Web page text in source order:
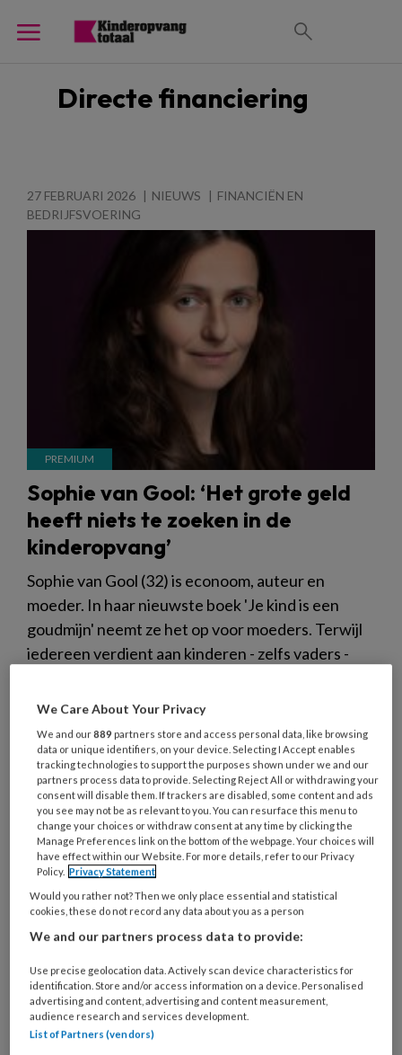
Directe financiering
27 FEBRUARI 2026 NIEUWS
FINANCIËN EN
BEDRIJFSVOERING
Sophie van Gool: ‘Het grote geld
heeft niets te zoeken in de
kinderopvang’
Sophie van Gool (32) is econoom, auteur en
moeder. In haar nieuwste boek 'Je kind is een
goudmijn' neemt ze het op voor moeders. Terwijl
iedereen verdient aan kinderen - zelfs vaders -
ze. Ze hekelt de 'moedereconomie' en spaart
daarbij ook de private equity in de kinderopvang
niet: 'Investeerders geven niet om kinderen, maar
om spreadsheets.'
20 OKTOBER 2023 ACHTERGROND
BEDRIJFSVOERING
We Care About Your Privacy
We and our889 partners store and access personal data, like browsing
data or unique identifiers, on your device. Selecting I Accept enables
tracking technologies to support the purposes shown under we and our
partners process data to provide. Selecting Reject All or withdrawing your
consent will disable them. If trackers are disabled, some content and ads
you see may not be as relevant to you. You can resurface this menu to
change your choices or withdraw consent at any time by clicking the
Manage Preferences link on the bottom of the webpage. Your choices will
have effect within our Website. For more details, refer to our Privacy
Policy. Privacy Statement
Would you rather not? Then we only place essential and statistical
cookies, these do not record any data about you as a person
We and our partners process data to provide:
Use precise geolocation data. Actively scan device characteristics for
identification. Store and/or access information on a device. Personalised
advertising and content, advertising and content measurement,
audience research and services development.
List of Partners (vendors)